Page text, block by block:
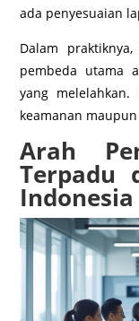
ada penyesuaian
Dalam
pembeda utama
yang
keamanan
Arah
Terpadu
Indonesia